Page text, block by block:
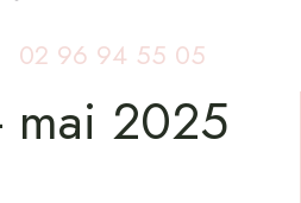
02 96 94 55 05
mai 2025